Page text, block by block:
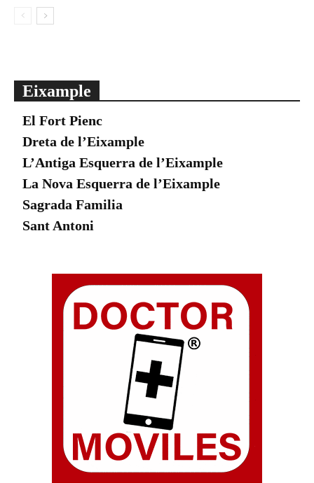
Eixample
El Fort Pienc
Dreta de l’Eixample
L’Antiga Esquerra de l’Eixample
La Nova Esquerra de l’Eixample
Sagrada Familia
Sant Antoni